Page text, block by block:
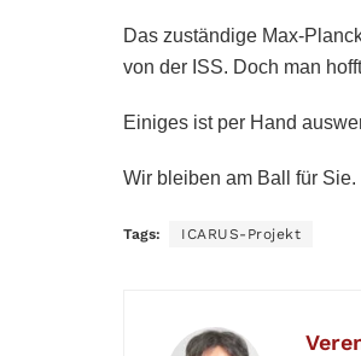
Das zuständige Max-
von der ISS. Doch man
Einiges ist per Hand
Wir bleiben am Ball für Sie.
Tags: ICARUS-Projekt